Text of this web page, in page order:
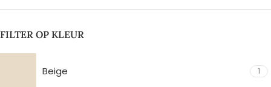
FILTER OP KLEUR
Beige 1